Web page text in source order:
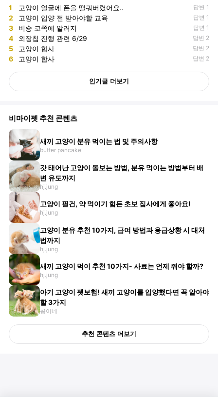
1 고양이 얼굴에 폰을 떨궈버렸어요.. 답변 1
2 고양이 입양 전 받아야할 교육 답변 1
3 비숑 코쪽에 알러지 답변 1
4 외장칩 진행 관련 6/29 답변 2
5 고양이 합사 답변 2
6 고양이 합사 답변 2
인기글 더보기
비마이펫 추천 콘텐츠
새끼 고양이 분유 먹이는 법 및 주의사항
butter pancake
갓 태어난 고양이 돌보는 방법, 분유 먹이는 방법부터 배
변 유도까지
hj.jung
고양이 필건, 약 먹이기 힘든 초보 집사에게 좋아요!
hj.jung
고양이 분유 추천 10가지, 급여 방법과 응급상황 시 대처
법까지
hj.jung
새끼 고양이 먹이 추천 10가지- 사료는 언제 줘야 할까?
hj.jung
아기 고양이 펫보험! 새끼 고양이를 입양했다면 꼭 알아야
할 3가지
콩이네
추천 콘텐츠 더보기